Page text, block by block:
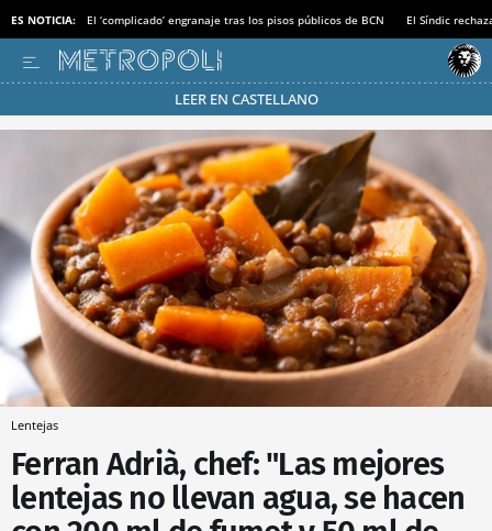
ES NOTICIA: El ‘complicado’ engranaje tras los pisos públicos de BCN El Síndic
LEER EN CASTELLANO
Pásate al MODO AHORRO
Lentejas
Ferran Adrià, chef: "Las mejores
lentejas no llevan agua, se hacen